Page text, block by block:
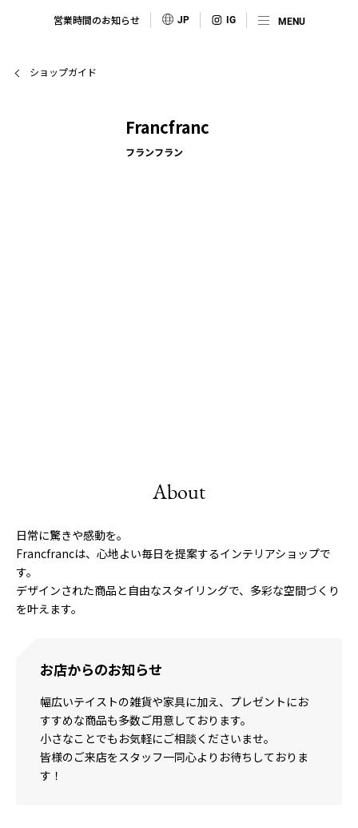
営業時間のお知らせ JP
ショップガイド
Francfranc
フランフラン
About
日常に驚きや感動を。
Francfrancは、心地よい毎日を提案するインテリアショップで
す。
デザインされた商品と自由なスタイリングで、多彩な空間づくり
を叶えます。
お店からのお知らせ
幅広いテイストの雑貨や家具に加え、プレゼントにお
すすめな商品も多数ご用意しております。
小さなことでもお気軽にご相談くださいませ。
皆様のご来店をスタッフ一同心よりお待ちしておりま
す！